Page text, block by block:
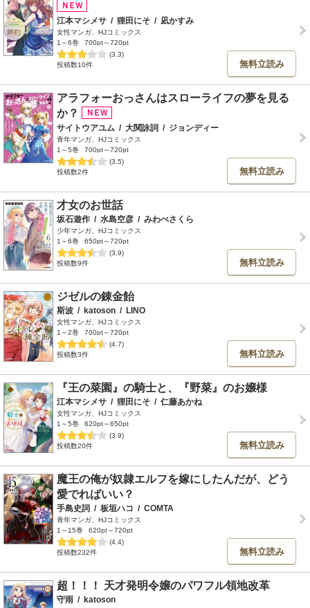
江本マシメサ / 狸田にそ / 凪かすみ
女性マンガ、HJコミックス
1～6巻
700pt～720pt
(3.3)
投稿数10件
無料立読み
アラフォーおっさんはスローライフの夢を見る
か？
サイトウアユム / 大関詠詞 / ジョンディー
青年マンガ、HJコミックス
1～5巻
700pt～720pt
(3.5)
投稿数2件
無料立読み
才女のお世話
坂石遊作 / 水島空彦 / みわべさくら
少年マンガ、HJコミックス
1～6巻
650pt～720pt
(3.9)
投稿数9件
無料立読み
ジゼルの錬金飴
斯波 / katoson / LINO
女性マンガ、HJコミックス
1～2巻
700pt～720pt
(4.7)
投稿数3件
無料立読み
『王の菜園』の騎士と、『野菜』のお嬢様
江本マシメサ / 狸田にそ / 仁藤あかね
女性マンガ、HJコミックス
1～5巻
620pt～650pt
(3.9)
投稿数20件
無料立読み
魔王の俺が奴隷エルフを嫁にしたんだが、どう
愛でればいい？
手島史詞 / 板垣ハコ / COMTA
青年マンガ、HJコミックス
1～15巻
620pt～720pt
(4.4)
投稿数232件
無料立読み
超！！！ 天才発明令嬢のパワフル領地改革
守雨 / katoson